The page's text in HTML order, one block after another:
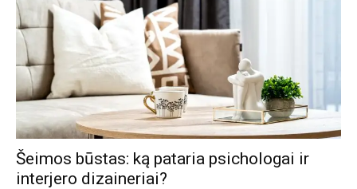
Šeimos būstas: ką pataria psichologai ir
interjero dizaineriai?